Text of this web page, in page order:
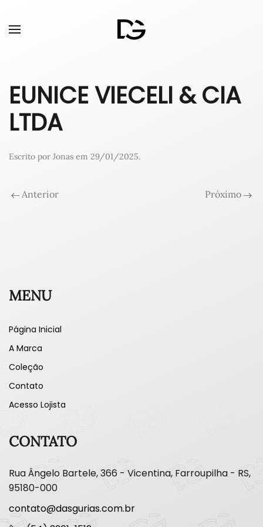
EUNICE VIECELI & CIA
LTDA
Escrito por Jonas em 29/01/2025.
Anterior Próximo
MENU
Página Inicial
A Marca
Coleção
Contato
Acesso Lojista
CONTATO
Rua Ângelo Bartele, 366 - Vicentina, Farroupilha - RS,
95180-000
contato@dasgurias.com.br